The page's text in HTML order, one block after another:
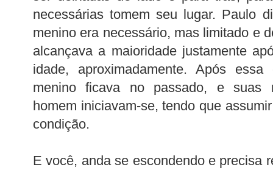
necessárias tomem seu lugar. Paulo
menino era necessário, mas limitado e
alcançava a maioridade justamente
idade, aproximadamente. Após
menino ficava no passado, e suas
homem iniciavam-se, tendo que
condição.
E você, anda se escondendo e precisa